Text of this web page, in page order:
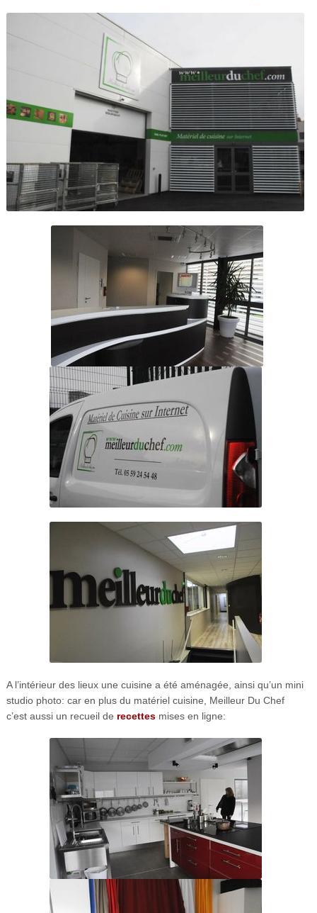
A l’intérieur des lieux une cuisine a été aménagée, ainsi qu’un mini
studio photo: car en plus du matériel cuisine, Meilleur Du Chef
c’est aussi un recueil de recettesmises en ligne: